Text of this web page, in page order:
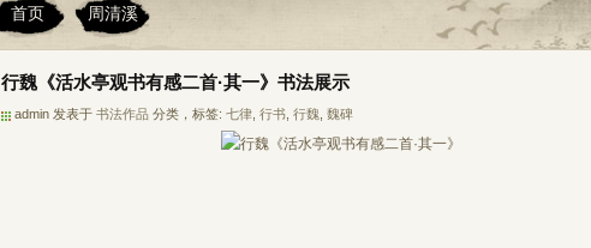
首页 周清溪
行魏《活水亭观书有感二首·其一》书法展示
admin 发表于 书法作品 分类，标签: 七律 行书 行魏 魏碑